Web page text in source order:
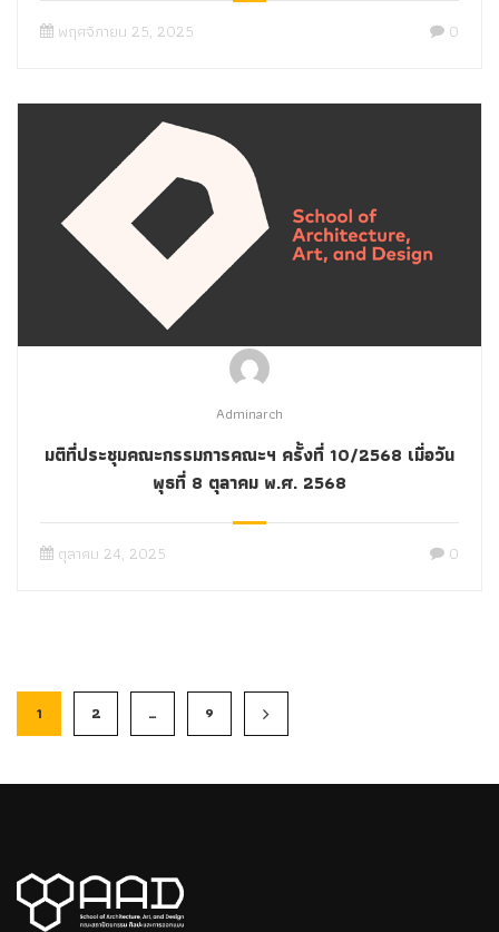
พฤศจิกายน 25, 2025 0
Adminarch
มติที่ประชุมคณะกรรมการคณะฯ ครั้งที่ 10/2568 เมื่อวัน
พุธที่ 8 ตุลาคม พ.ศ. 2568
ตุลาคม 24, 2025 0
1 2 … 9